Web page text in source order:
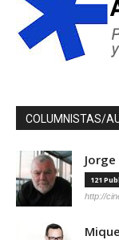
COLUMNISTAS/
121
http://